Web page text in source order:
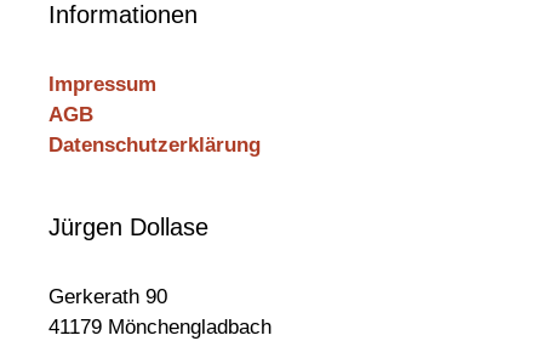
Informationen
Impressum
AGB
Datenschutzerklärung
Jürgen Dollase
Gerkerath 90
41179 Mönchengladbach